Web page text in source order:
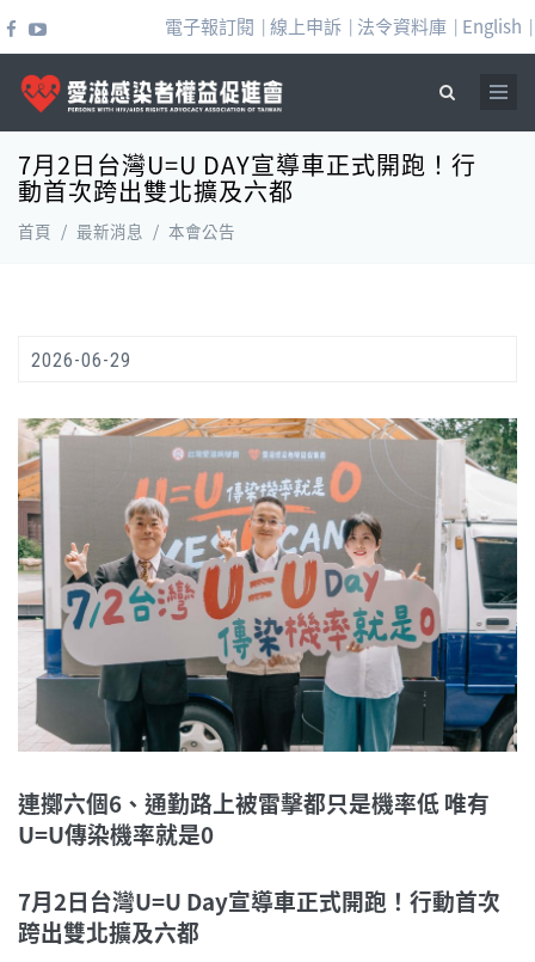
電子報訂閱 | 線上申訴 | 法令資料庫 | English |
搜尋表單
7月2日台灣U=U DAY宣導車正式開跑！行
動首次跨出雙北擴及六都
首頁 / 最新消息 / 本會公告
2026-06-29
連擲六個6 、通勤路上被雷擊都只是機率低唯有
U=U傳染機率就是0
7月2日台灣U=U Day宣導車正式開跑！行動首次
跨出雙北擴及六都